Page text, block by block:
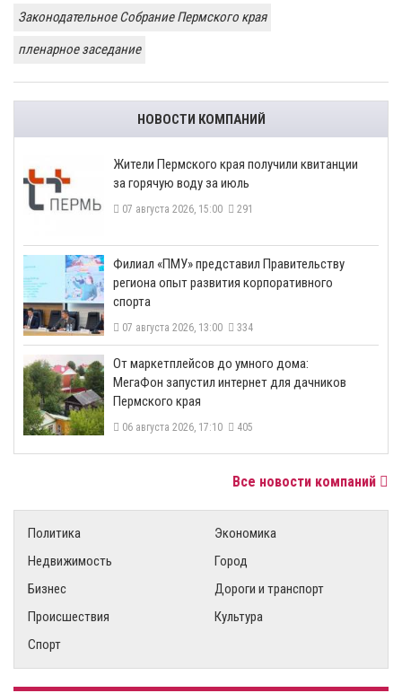
Законодательное Собрание Пермского края
пленарное заседание
НОВОСТИ КОМПАНИЙ
​Жители Пермского края получили квитанции
за горячую воду за июль
07 августа 2026, 15:00 291
​Филиал «ПМУ» представил Правительству
региона опыт развития корпоративного
спорта
07 августа 2026, 13:00 334
От маркетплейсов до умного дома:
МегаФон запустил интернет для дачников
Пермского края
06 августа 2026, 17:10 405
Все новости компаний
Политика
Экономика
Недвижимость
Город
Бизнес
Дороги и транспорт
Происшествия
Культура
Спорт